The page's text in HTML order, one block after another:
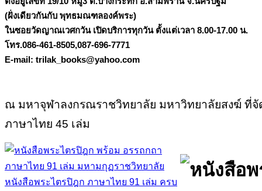
(ฝั่งเดียวกันกับ พุทธมณฑลองค์พระ)
ในซอยวัดญาณเวศกวัน เปิดบริการทุกวัน ตั้งแต่เวลา 8.00-17.00 น.
โทร.086-461-8505,087-696-7771
E-mail: trilak_books@yahoo.com
ณ มหาจุฬาลงกรณราชวิทยาลัย มหาวิทยาลัยสงฆ์ ที่จั
ภาษาไทย 45 เล่ม
หนังสือพระไตรปิฎก ภาษาไทย 91 เล่ม ครบ